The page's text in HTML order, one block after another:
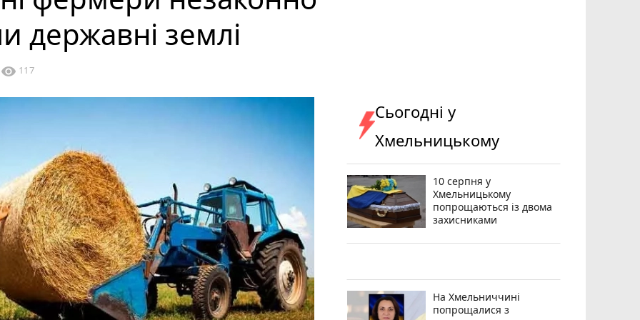
державні землі
visibility 117
Сьогодні у
Хмельницькому
10 серпня у
Хмельницькому
попрощаються із двома
захисниками
На Хмельниччині
попрощалися з